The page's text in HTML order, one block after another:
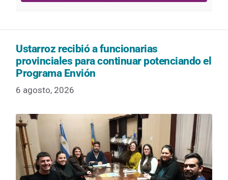
Ustarroz recibió a funcionarias
provinciales para continuar potenciando el
Programa Envión
6 agosto, 2026